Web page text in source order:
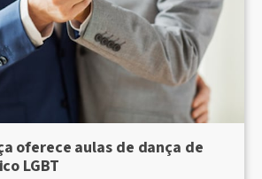
oferece aulas de dança de
LGBT